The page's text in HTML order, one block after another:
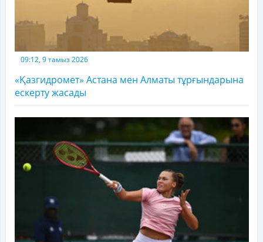
09:12, 9 тамыз 2026
«Қазгидромет» Астана мен Алматы тұрғындарына
ескерту жасады